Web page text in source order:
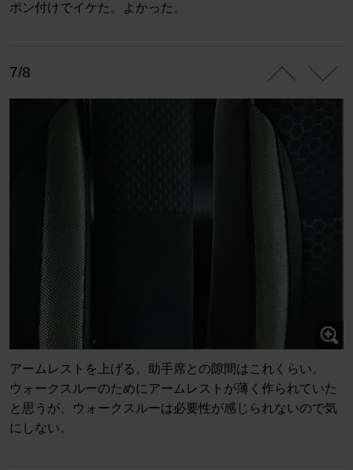
ポン付けでイケた。よかった。
7/8
アームレストを上げる。助手席との隙間はこれくらい。
ウォークスルーのためにアームレストが薄く作られていた
と思うが、ウォークスルーは必要性が感じられないので気
にしない。